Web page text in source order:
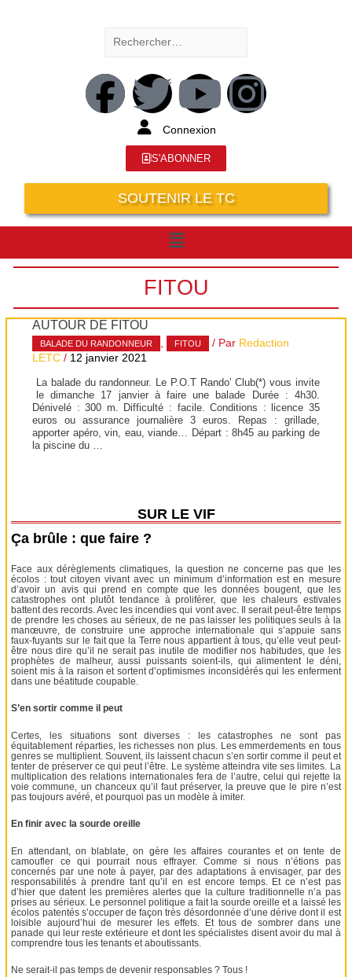
Connexion
S'ABONNER
SOUTENIR LE TC
FITOU
AUTOUR DE FITOU
BALADE DU RANDONNEUR , FITOU / Par Redaction
LETC / 12 janvier 2021
La balade du randonneur. Le P.O.T Rando’ Club(*) vous invite
le dimanche 17 janvier à faire une balade Durée : 4h30.
Dénivelé : 300 m. Difficulté : facile. Conditions : licence 35
euros ou assurance journalière 3 euros. Repas : grillade,
apporter apéro, vin, eau, viande… Départ : 8h45 au parking de
la piscine du …
SUR LE VIF
Ça brûle : que faire ?
Face aux dérèglements climatiques, la question ne concerne pas que les
écolos : tout citoyen vivant avec un minimum d’information est en mesure
d’avoir un avis qui prend en compte que les données bougent, que les
catastrophes ont plutôt tendance à proliférer, que les chaleurs estivales
battent des records. Avec les incendies qui vont avec. Il serait peut-être temps
de prendre les choses au sérieux, de ne pas laisser les politiques seuls à la
manœuvre, de construire une approche internationale qui s’appuie sans
faux-fuyants sur le fait que la Terre nous appartient à tous, qu’elle veut peut-
être nous dire qu’il ne serait pas inutile de modifier nos habitudes, que les
prophètes de malheur, aussi puissants soient-ils, qui alimentent le déni,
soient mis à la raison et sortent d’optimismes inconsidérés qui les enferment
dans une béatitude coupable.
S’en sortir comme il peut
Certes, les situations sont diverses : les catastrophes ne sont pas
équitablement réparties, les richesses non plus. Les emmerdements en tous
genres se multiplient. Souvent, ils laissent chacun s’en sortir comme il peut et
tenter de préserver ce qui peut l’être. Le système atteindra vite ses limites. La
multiplication des relations internationales fera de l’autre, celui qui rejette la
voie commune, un chanceux qu’il faut préserver, la preuve que le pire n’est
pas toujours avéré, et pourquoi pas un modèle à imiter.
En finir avec la sourde oreille
En attendant, on blablate, on gère les affaires courantes et on tente de
camoufler ce qui pourrait nous effrayer. Comme si nous n’étions pas
concernés par une note à payer, par des adaptations à envisager, par des
responsabilités à prendre tant qu’il en est encore temps. Et ce n’est pas
d’hier que datent les premières alertes que la culture traditionnelle n’a pas
prises au sérieux. Le personnel politique a fait la sourde oreille et a laissé les
écolos patentés s’occuper de façon très désordonnée d’une dérive dont il est
loisible aujourd’hui de mesurer les effets. Et tous de sombrer dans une
panade qui leur reste extérieure et dont les spécialistes disent avoir du mal à
comprendre tous les tenants et aboutissants.
Ne serait-il pas temps de devenir responsables ? Tous !